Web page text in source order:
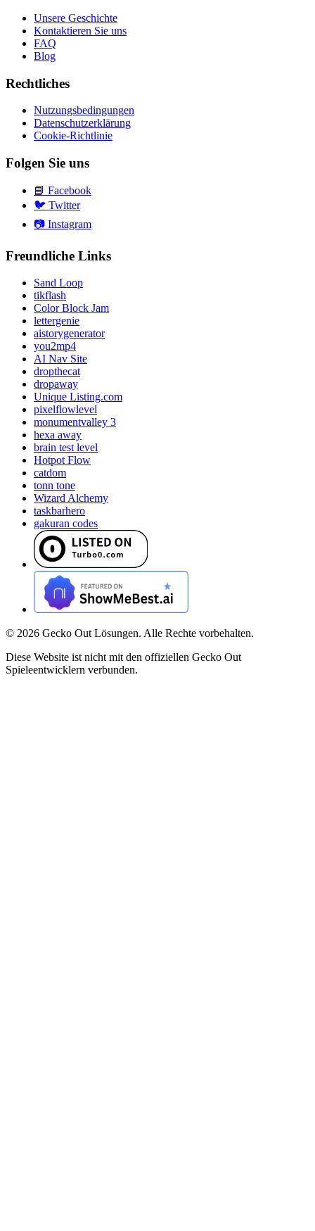
Unsere Geschichte
Kontaktieren Sie uns
FAQ
Blog
Rechtliches
Nutzungsbedingungen
Datenschutzerklärung
Cookie-Richtlinie
Folgen Sie uns
📘 Facebook
🐦 Twitter
📷 Instagram
Freundliche Links
Sand Loop
tikflash
Color Block Jam
lettergenie
aistorygenerator
you2mp4
AI Nav Site
dropthecat
dropaway
Unique Listing.com
pixelflowlevel
monumentvalley 3
hexa away
brain test level
Hotpot Flow
catdom
tonn tone
Wizard Alchemy
taskbarhero
gakuran codes
© 2026 Gecko Out Lösungen. Alle Rechte vorbehalten.
Diese Website ist nicht mit den offiziellen Gecko Out
Spieleentwicklern verbunden.